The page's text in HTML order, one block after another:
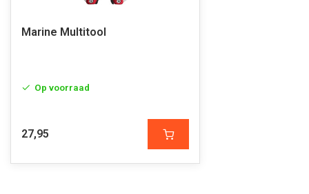
Marine Multitool
Op voorraad
27,95